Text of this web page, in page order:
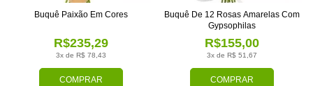
COMPRAR
3x de R$ 78,43
R$235,29
Buquê Paixão Em Cores
COMPRAR
3x de R$ 51,67
R$155,00
Buquê De 12 Rosas Amarelas Com
Gypsophilas